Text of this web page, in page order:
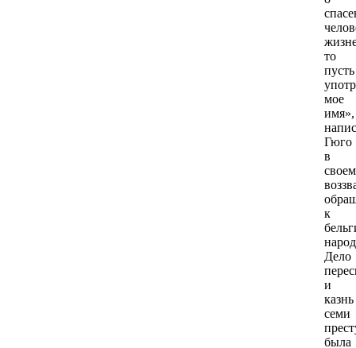
то
пусть
мое
Гюго
в
своем
к
Дело
и
казнь
семи
была